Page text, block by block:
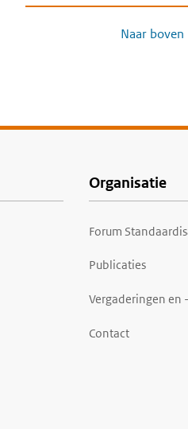
Naar boven
Organisatie
Forum
Publicaties
Vergaderingen en
Contact